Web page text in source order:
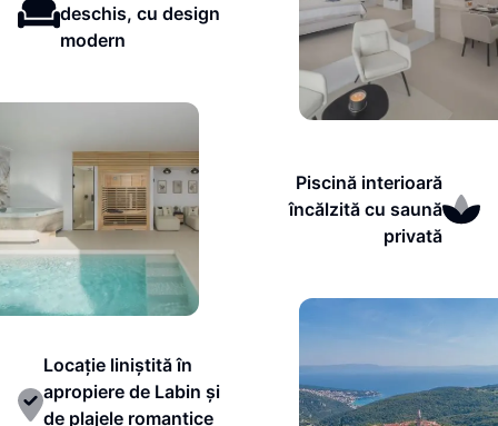
deschis, cu design
modern
Piscină interioară
încălzită cu saună
privată
Locație liniștită în
apropiere de Labin și
de plajele romantice